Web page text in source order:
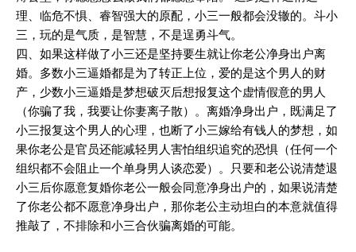
理、临危不惧、睿智强大的原配，小三一般都会没辙的。斗小
三，玩的是气质，是智慧，不是逞勇斗气。
四、如果这样做了小三还是坚持要生就让你老公净身出户离
婚。多数小三逼婚都是为了转正上位，爱的是这个男人的财
产，少数小三逼婚是梦想破灭后想报复这个虚情假意的男人
（你骗了我，我要让你妻离子散）。离婚净身出户，既满足了
小三报复这个男人的心理，也断了小三嫁给有钱人的梦想，如
果你老公是官员还能减轻男人害怕组织追究的恐惧（任何一个
组织都不会阻止一个单身男人谈恋爱）。只要和老公说清楚退
小三后你愿意复婚你老公一般会同意净身出户的，如果说清楚
了你老公都不愿意净身出户，那你老公主动坦白的本意就值得
推敲了，不排除和小三合伙骗离婚的可能。